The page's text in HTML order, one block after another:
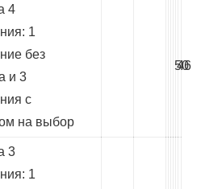
4
1
без
и 3
с
на выбор
50
46
3
1